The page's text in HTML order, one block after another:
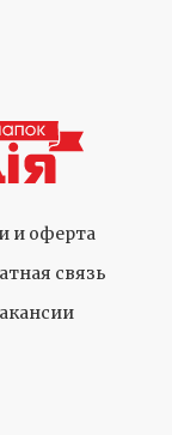
и оферта
связь